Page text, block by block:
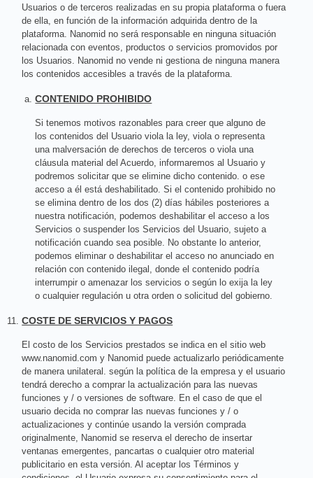
Usuarios o de terceros realizadas en su propia plataforma o fuera
de ella, en función de la información adquirida dentro de la
plataforma. Nanomid no será responsable en ninguna situación
relacionada con eventos, productos o servicios promovidos por
los Usuarios. Nanomid no vende ni gestiona de ninguna manera
los contenidos accesibles a través de la plataforma.
CONTENIDO PROHIBIDO
Si tenemos motivos razonables para creer que alguno de
los contenidos del Usuario viola la ley, viola o representa
una malversación de derechos de terceros o viola una
cláusula material del Acuerdo, informaremos al Usuario y
podremos solicitar que se elimine dicho contenido. o ese
acceso a él está deshabilitado. Si el contenido prohibido no
se elimina dentro de los dos (2) días hábiles posteriores a
nuestra notificación, podemos deshabilitar el acceso a los
Servicios o suspender los Servicios del Usuario, sujeto a
notificación cuando sea posible. No obstante lo anterior,
podemos eliminar o deshabilitar el acceso no anunciado en
relación con contenido ilegal, donde el contenido podría
interrumpir o amenazar los servicios o según lo exija la ley
o cualquier regulación u otra orden o solicitud del gobierno.
COSTE DE SERVICIOS Y PAGOS
El costo de los Servicios prestados se indica en el sitio web
www.nanomid.com y Nanomid puede actualizarlo periódicamente
de manera unilateral. según la política de la empresa y el usuario
tendrá derecho a comprar la actualización para las nuevas
funciones y / o versiones de software. En el caso de que el
usuario decida no comprar las nuevas funciones y / o
actualizaciones y continúe usando la versión comprada
originalmente, Nanomid se reserva el derecho de insertar
ventanas emergentes, pancartas o cualquier otro material
publicitario en esta versión. Al aceptar los Términos y